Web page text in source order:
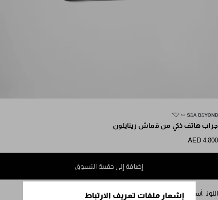
إشعار ملفات تعريف الارتباط
جراب هاتف ذكي من قماش رينايلون
AED 4,800
إضافة إلى حقيبة التسوق
اللون أسود